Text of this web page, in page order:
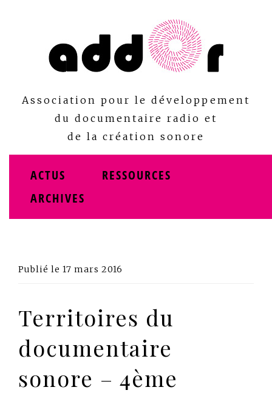
Association pour le développement
du documentaire radio et
de la création sonore
ACTUS
RESSOURCES
ARCHIVES
Publié le 17 mars 2016
Territoires du
documentaire
sonore – 4ème